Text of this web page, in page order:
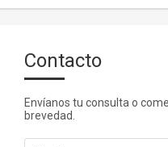
Contacto
Envíanos tu consulta o
brevedad.